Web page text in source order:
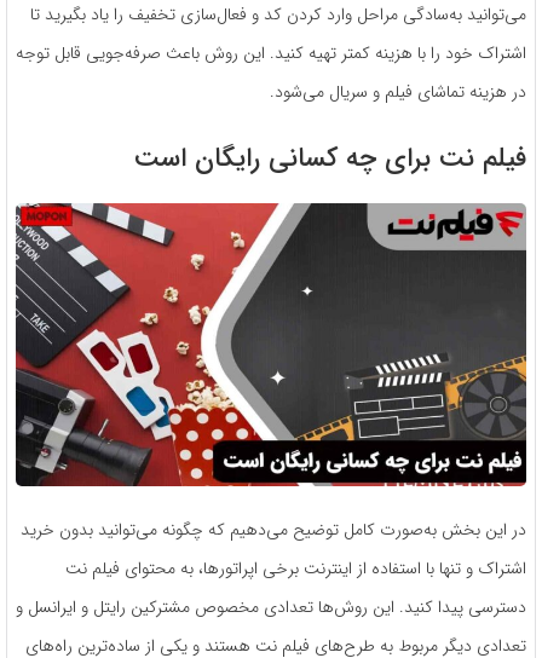
می‌توانید به‌سادگی مراحل وارد کردن کد و فعال‌سازی تخفیف را یاد بگیرید تا
اشتراک خود را با هزینه کمتر تهیه کنید. این روش باعث صرفه‌جویی قابل توجه
در هزینه تماشای فیلم و سریال می‌شود.
فیلم نت برای چه کسانی رایگان است
در این بخش به‌صورت کامل توضیح می‌دهیم که چگونه می‌توانید بدون خرید
اشتراک و تنها با استفاده از اینترنت برخی اپراتورها، به محتوای فیلم نت
دسترسی پیدا کنید. این روش‌ها تعدادی مخصوص مشترکین رایتل و ایرانسل و
تعدادی دیگر مربوط به طرح‌های فیلم نت هستند و یکی از ساده‌ترین راه‌های